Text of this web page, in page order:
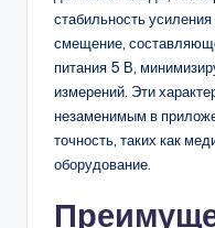
стабильность
смещение,
питания 5 В,
измерений. Эти
незаменимым в
точность, таких как
оборудование.